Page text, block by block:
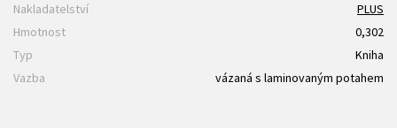
Nakladatelství
PLUS
Hmotnost
0,302
Typ
Kniha
Vazba
vázaná s laminovaným potahem